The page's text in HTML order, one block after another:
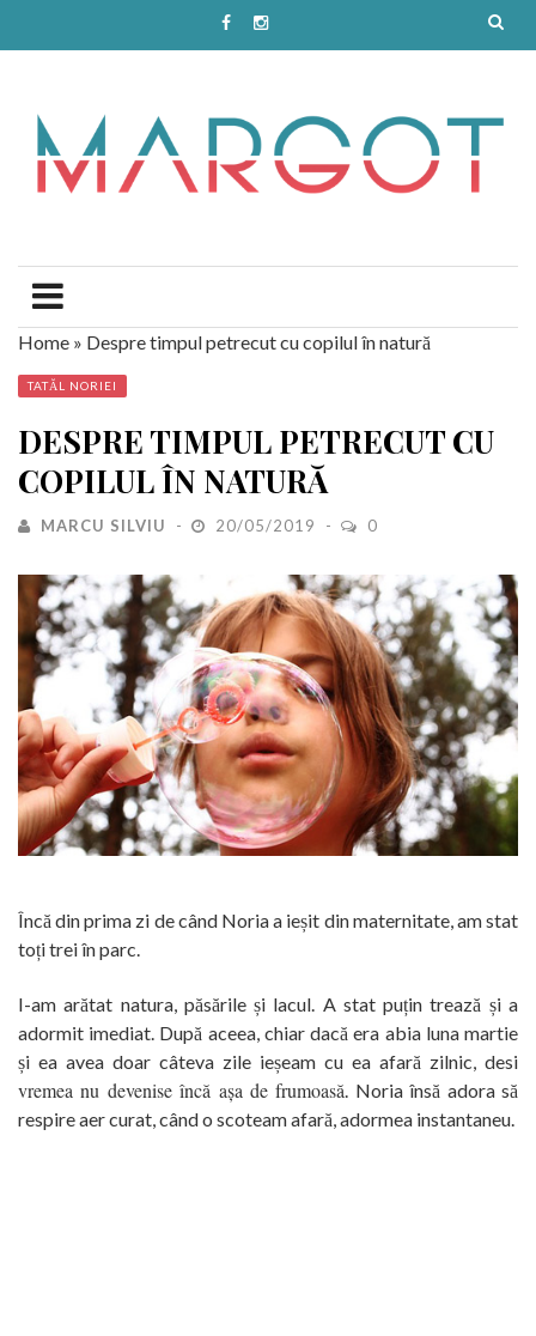
Home » Despre timpul petrecut cu copilul în natură
TATĂL NORIEI
DESPRE TIMPUL PETRECUT CU
COPILUL ÎN NATURĂ
MARCU SILVIU 20/05/2019 0
Încă din prima zi de când Noria a ieșit din maternitate, am stat
toți trei în parc.
I-am arătat natura, păsările și lacul. A stat puțin trează și a
adormit imediat. După aceea, chiar dacă era abia luna martie
și ea avea doar câteva zile ieșeam cu ea afară zilnic, desi
vremea nu devenise încă așa de frumoasă. Noria însă adora să
respire aer curat, când o scoteam afară, adormea instantaneu.